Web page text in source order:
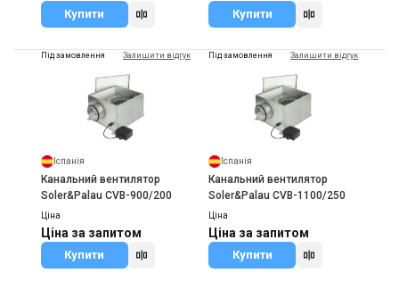
Купити Купити
Під замовлення Залишити відгук
Іспанія
Канальний вентилятор
Soler&Palau CVB-900/200
Ціна
Ціна за запитом
Купити
Під замовлення Залишити відгук
Іспанія
Канальний вентилятор
Soler&Palau CVB-1100/250
Ціна
Ціна за запитом
Купити